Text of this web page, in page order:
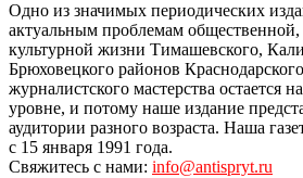
Одно из значимых периодических
актуальным проблемам общественной,
культурной жизни Тимашевского,
Брюховецкого районов
журналистского мастерства остается
уровне, и потому наше издание
аудитории разного возраста. Наша
с 15 января 1991 года.
Свяжитесь с нами: info@antispryt.ru